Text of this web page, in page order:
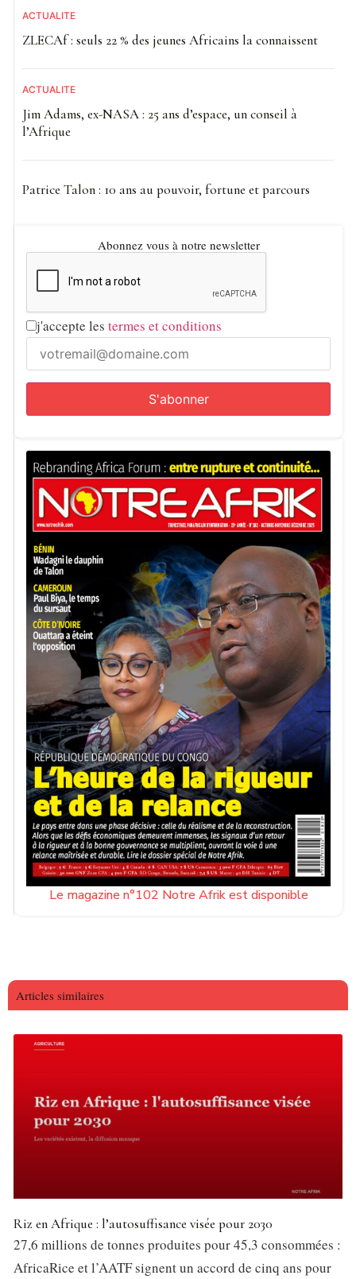
ACTUALITE
ZLECAf : seuls 22 % des jeunes Africains la connaissent
ACTUALITE
Jim Adams, ex-NASA : 25 ans d’espace, un conseil à
l’Afrique
Patrice Talon : 10 ans au pouvoir, fortune et parcours
Abonnez vous à notre newsletter
j'accepte les termes et conditions
Le magazine n°102 Notre Afrik est disponible
Articles similaires
Riz en Afrique : l’autosuffisance visée pour 2030
27,6 millions de tonnes produites pour 45,3 consommées :
AfricaRice et l’AATF signent un accord de cinq ans pour